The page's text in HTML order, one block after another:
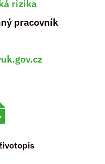
rizika
pracovník